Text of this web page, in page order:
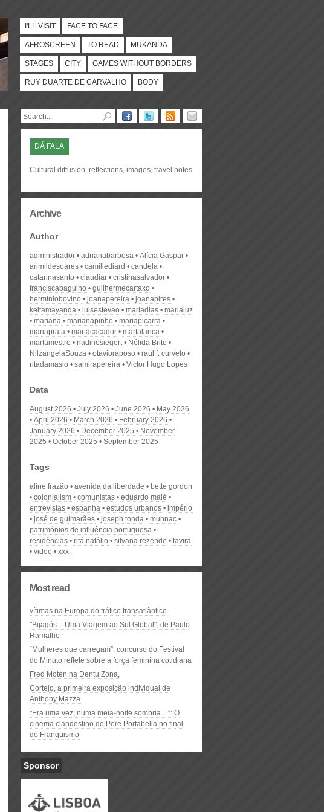
I'LL VISIT FACE TO FACE
AFROSCREEN TO READ MUKANDA
STAGES CITY GAMES WITHOUT BORDERS
RUY DUARTE DE CARVALHO BODY
DÁ FALA
Cultural diffusion, reflections, images, travel notes
Archive
Author
administrador adrianabarbosa
Alícia Gaspar
arimildesoares
camillediard
candela
catarinasanto
claudiar
cristinasalvador
franciscabagulho
guilhermecartaxo
herminiobovino
joanapereira
joanapires
keitamayanda
luisestevao mariadias
marialuz
mariana
marianapinho
mariapicarra
mariaprata
martacacador
martalanca
martamestre
nadinesiegert
Nélida Brito
NilzangelaSouza
otavioraposo
raul f. curvelo
ritadamasio
samirapereira Victor Hugo Lopes
Data
August 2026 July 2026 June 2026
May 2026
April 2026
March 2026
February 2026
January 2026
December 2025
November
2025
October 2025 September 2025
Tags
aline frazão avenida da liberdade
bette gordon
colonialism
comunistas
eduardo malé
entrevistas
espanha estudos urbanos
império
josé de guimarães
joseph tonda
muhnac
patrimónios de influência portuguesa
residências
ritá natálio silvana rezende
tavira
video
xxx
Most read
vítimas na Europa do tráfico transatlântico
"Bijagós – Uma Viagem ao Sul Global", de Paulo
Ramalho
“Mulheres que carregam”: concurso do Festival
do Minuto reflete sobre a força feminina cotidiana
Fred Moten na Dentu Zona,
Cortejo, a primeira exposição individual de
Anthony Mazza
“Era uma vez, numa meia-noite sombria…”: O
cinema clandestino de Pere Portabella no final
do Franquismo
Sponsor